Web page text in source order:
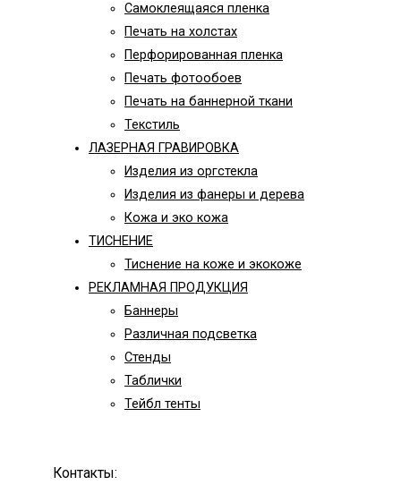
Самоклеящаяся пленка
Печать на холстах
Перфорированная пленка
Печать фотообоев
Печать на баннерной ткани
Текстиль
ЛАЗЕРНАЯ ГРАВИРОВКА
Изделия из оргстекла
Изделия из фанеры и дерева
Кожа и эко кожа
ТИСНЕНИЕ
Тиснение на коже и экокоже
РЕКЛАМНАЯ ПРОДУКЦИЯ
Баннеры
Различная подсветка
Стенды
Таблички
Тейбл тенты
Контакты: